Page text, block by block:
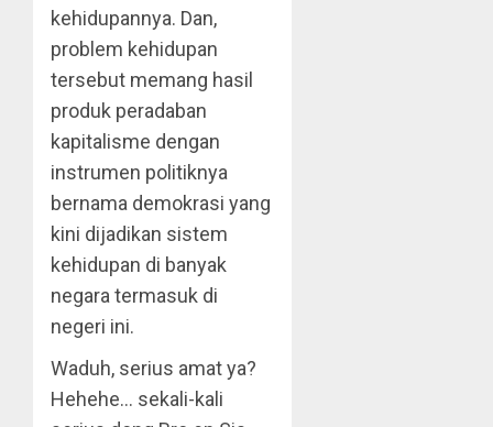
kehidupannya. Dan,
problem kehidupan
tersebut memang hasil
produk peradaban
kapitalisme dengan
instrumen politiknya
bernama demokrasi yang
kini dijadikan sistem
kehidupan di banyak
negara termasuk di
negeri ini.
Waduh, serius amat ya?
Hehehe… sekali-kali